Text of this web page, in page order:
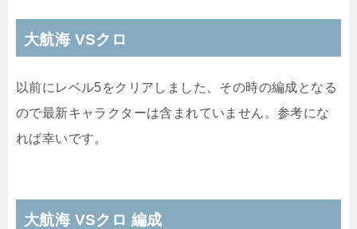
大航海 VSクロ
以前にレベル5をクリアしました、その時の編成となる
ので最新キャラクターは含まれていません。参考にな
れば幸いです。
大航海 VSクロ 編成